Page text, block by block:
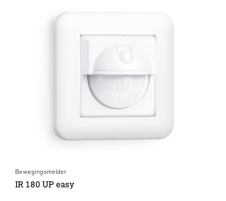
Bewegingsmelder
IR 180 UP easy